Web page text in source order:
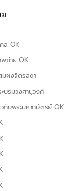
ม
ล OK
พถ่าย OK
มผงจิตรลดา
บรมวงศานุวงศ์
วกับพระมหากษัตริย์ OK